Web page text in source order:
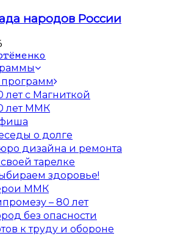
народов России
лет с Магниткой
лет ММК
о долге
дизайна и ремонта
тарелке
здоровье!
ММК
– 80 лет
без опасности
к труду и обороне